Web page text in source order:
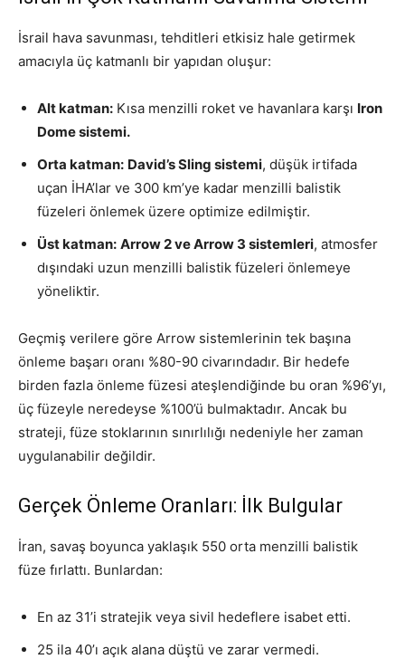
İsrail hava savunması, tehditleri etkisiz hale getirmek
amacıyla üç katmanlı bir yapıdan oluşur:
Alt katman: Kısa menzilli roket ve havanlara karşı Iron
Dome sistemi.
Orta katman: David’s Sling sistemi, düşük irtifada
uçan İHA’lar ve 300 km’ye kadar menzilli balistik
füzeleri önlemek üzere optimize edilmiştir.
Üst katman: Arrow 2 ve Arrow 3 sistemleri, atmosfer
dışındaki uzun menzilli balistik füzeleri önlemeye
yöneliktir.
Geçmiş verilere göre Arrow sistemlerinin tek başına
önleme başarı oranı %80-90 civarındadır. Bir hedefe
birden fazla önleme füzesi ateşlendiğinde bu oran %96’yı,
üç füzeyle neredeyse %100’ü bulmaktadır. Ancak bu
strateji, füze stoklarının sınırlılığı nedeniyle her zaman
uygulanabilir değildir.
Gerçek Önleme Oranları: İlk Bulgular
İran, savaş boyunca yaklaşık 550 orta menzilli balistik
füze fırlattı. Bunlardan:
En az 31’i stratejik veya sivil hedeflere isabet etti.
25 ila 40’ı açık alana düştü ve zarar vermedi.